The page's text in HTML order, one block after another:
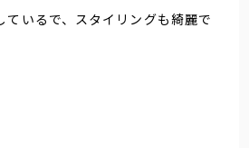
ているで、スタイリングも綺麗で